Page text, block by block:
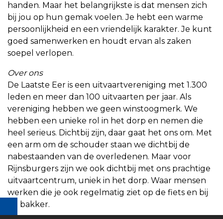
handen. Maar het belangrijkste is dat mensen zich
bij jou op hun gemak voelen. Je hebt een warme
persoonlijkheid en een vriendelijk karakter. Je kunt
goed samenwerken en houdt ervan als zaken
soepel verlopen.
Over ons
De Laatste Eer is een uitvaartvereniging met 1.300
leden en meer dan 100 uitvaarten per jaar. Als
vereniging hebben we geen winstoogmerk. We
hebben een unieke rol in het dorp en nemen die
heel serieus. Dichtbij zijn, daar gaat het ons om. Met
een arm om de schouder staan we dichtbij de
nabestaanden van de overledenen. Maar voor
Rijnsburgers zijn we ook dichtbij met ons prachtige
uitvaartcentrum, uniek in het dorp. Waar mensen
werken die je ook regelmatig ziet op de fiets en bij
de bakker.